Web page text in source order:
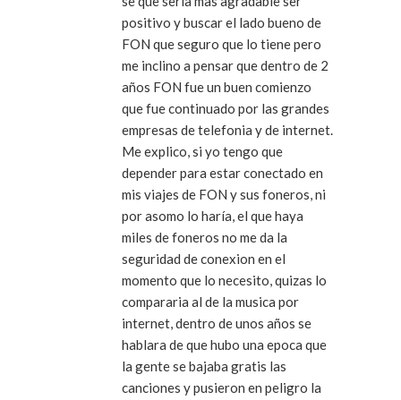
positivo y buscar el lado bueno de
FON que seguro que lo tiene pero
me inclino a pensar que dentro de 2
años FON fue un buen comienzo
que fue continuado por las grandes
empresas de telefonia y de internet.
Me explico, si yo tengo que
depender para estar conectado en
mis viajes de FON y sus foneros, ni
por asomo lo haría, el que haya
miles de foneros no me da la
seguridad de conexion en el
momento que lo necesito, quizas lo
compararia al de la musica por
internet, dentro de unos años se
hablara de que hubo una epoca que
la gente se bajaba gratis las
canciones y pusieron en peligro la